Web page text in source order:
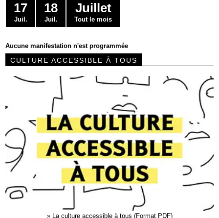
17
Juil.
18
Juil.
Juillet
Tout le mois
Aucune manifestation n'est programmée
CULTURE ACCESSIBLE À TOUS
»
La culture accessible à tous (Format PDF)